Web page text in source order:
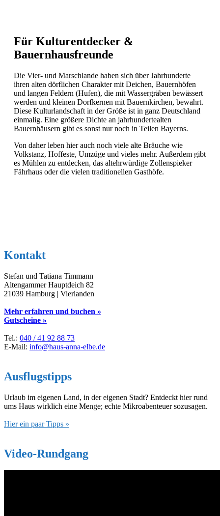
Für Kulturentdecker &
Bauernhausfreunde
Die Vier- und Marschlande haben sich über Jahrhunderte
ihren alten dörflichen Charakter mit Deichen, Bauernhöfen
und langen Feldern (Hufen), die mit Wassergräben bewässert
werden und kleinen Dorfkernen mit Bauernkirchen, bewahrt.
Diese Kulturlandschaft in der Größe ist in ganz Deutschland
einmalig. Eine größere Dichte an jahrhundertealten
Bauernhäusern gibt es sonst nur noch in Teilen Bayerns.
Von daher leben hier auch noch viele alte Bräuche wie
Volkstanz, Hoffeste, Umzüge und vieles mehr. Außerdem gibt
es Mühlen zu entdecken, das altehrwürdige Zollenspieker
Fährhaus oder die vielen traditionellen Gasthöfe.
Kontakt
Stefan und Tatiana Timmann
Altengammer Hauptdeich 82
21039 Hamburg | Vierlanden
Mehr erfahren und buchen »
Gutscheine »
Tel.: 040 / 41 92 88 73
E-Mail: info@haus-anna-elbe.de
Ausflugstipps
Urlaub im eigenen Land, in der eigenen Stadt? Entdeckt hier rund
ums Haus wirklich eine Menge; echte Mikroabenteuer sozusagen.
Hier ein paar Tipps »
Video-Rundgang